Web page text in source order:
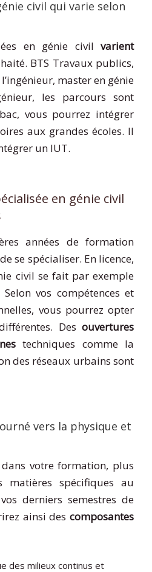
civil qui varie selon
en génie civil varient
BTS Travaux publics,
master en génie
les parcours sont
vous pourrez intégrer
aux grandes écoles. Il
un IUT.
en génie civil
années de formation
se spécialiser. En licence,
civil se fait par exemple
vos compétences et
vous pourrez opter
Des ouvertures
techniques comme la
des réseaux urbains sont
vers la physique et
dans votre formation, plus
matières spécifiques au
derniers semestres de
ainsi des composantes
des milieux continus et